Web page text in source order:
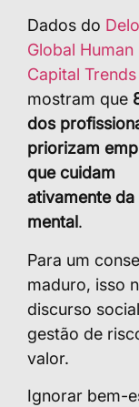
Dados do
Global Human
Capital Trends
mostram que
dos
priorizam
que cuidam
ativamente da
mental.
Para um
maduro, isso
discurso
gestão de
valor.
Ignorar bem-